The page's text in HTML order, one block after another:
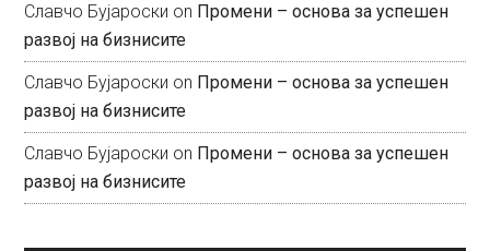
Славчо Бујароски on Промени – основа за успешен
развој на бизнисите
Славчо Бујароски on Промени – основа за успешен
развој на бизнисите
Славчо Бујароски on Промени – основа за успешен
развој на бизнисите